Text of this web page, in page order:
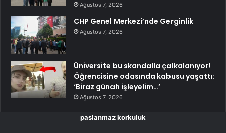
Ağustos 7, 2026
CHP Genel Merkezi’nde Gerginlik
Ağustos 7, 2026
Üniversite bu skandalla çalkalanıyor!
Öğrencisine odasında kabusu yaşattı:
‘Biraz günah işleyelim…’
Ağustos 7, 2026
paslanmaz korkuluk